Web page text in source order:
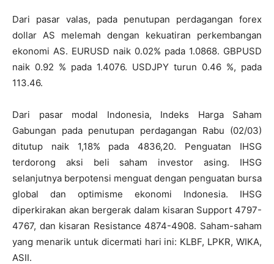
Dari pasar valas, pada penutupan perdagangan forex
dollar AS melemah dengan kekuatiran perkembangan
ekonomi AS. EURUSD naik 0.02% pada 1.0868. GBPUSD
naik 0.92 % pada 1.4076. USDJPY turun 0.46 %, pada
113.46.
Dari pasar modal Indonesia, Indeks Harga Saham
Gabungan pada penutupan perdagangan Rabu (02/03)
ditutup naik 1,18% pada 4836,20. Penguatan IHSG
terdorong aksi beli saham investor asing. IHSG
selanjutnya berpotensi menguat dengan penguatan bursa
global dan optimisme ekonomi Indonesia. IHSG
diperkirakan akan bergerak dalam kisaran Support 4797-
4767, dan kisaran Resistance 4874-4908. Saham-saham
yang menarik untuk dicermati hari ini: KLBF, LPKR, WIKA,
ASII.